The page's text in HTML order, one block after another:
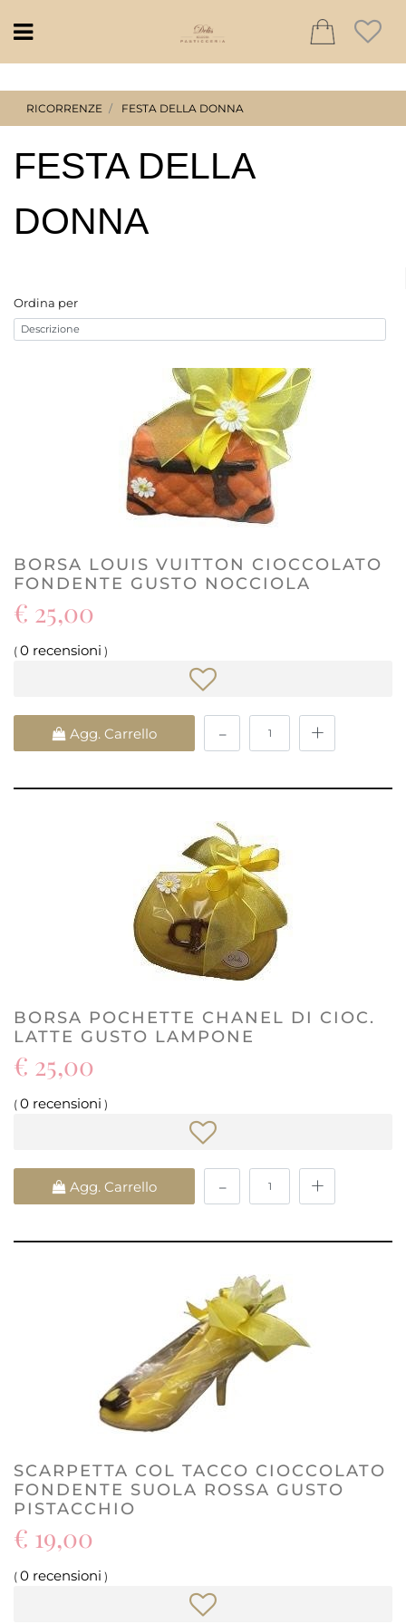
Open
RICORRENZE FESTA DELLA DONNA
FESTA DELLA
DONNA
Ordina per
BORSA LOUIS VUITTON CIOCCOLATO
FONDENTE GUSTO NOCCIOLA
€ 25,00
( 0 recensioni )
Agg. Carrello
BORSA POCHETTE CHANEL DI CIOC.
LATTE GUSTO LAMPONE
€ 25,00
( 0 recensioni )
Agg. Carrello
SCARPETTA COL TACCO CIOCCOLATO
FONDENTE SUOLA ROSSA GUSTO
PISTACCHIO
€ 19,00
( 0 recensioni )